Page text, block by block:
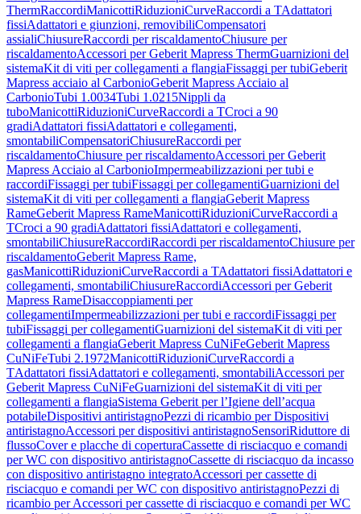
ThermRaccordiManicottiRiduzioniCurveRaccordi a TAdattatori
fissiAdattatori e giunzioni, removibiliCompensatori
assialiChiusureRaccordi per riscaldamentoChiusure per
riscaldamentoAccessori per Geberit Mapress ThermGuarnizioni del
sistemaKit di viti per collegamenti a flangiaFissaggi per tubiGeberit
Mapress acciaio al CarbonioGeberit Mapress Acciaio al
CarbonioTubi 1.0034Tubi 1.0215Nippli da
tuboManicottiRiduzioniCurveRaccordi a TCroci a 90
gradiAdattatori fissiAdattatori e collegamenti,
smontabiliCompensatoriChiusureRaccordi per
riscaldamentoChiusure per riscaldamentoAccessori per Geberit
Mapress Acciaio al CarbonioImpermeabilizzazioni per tubi e
raccordiFissaggi per tubiFissaggi per collegamentiGuarnizioni del
sistemaKit di viti per collegamenti a flangiaGeberit Mapress
RameGeberit Mapress RameManicottiRiduzioniCurveRaccordi a
TCroci a 90 gradiAdattatori fissiAdattatori e collegamenti,
smontabiliChiusureRaccordiRaccordi per riscaldamentoChiusure per
riscaldamentoGeberit Mapress Rame,
gasManicottiRiduzioniCurveRaccordi a TAdattatori fissiAdattatori e
collegamenti, smontabiliChiusureRaccordiAccessori per Geberit
Mapress RameDisaccoppiamenti per
collegamentiImpermeabilizzazioni per tubi e raccordiFissaggi per
tubiFissaggi per collegamentiGuarnizioni del sistemaKit di viti per
collegamenti a flangiaGeberit Mapress CuNiFeGeberit Mapress
CuNiFeTubi 2.1972ManicottiRiduzioniCurveRaccordi a
TAdattatori fissiAdattatori e collegamenti, smontabiliAccessori per
Geberit Mapress CuNiFeGuarnizioni del sistemaKit di viti per
collegamenti a flangiaSistema Geberit per l’Igiene dell’acqua
potabileDispositivi antiristagnoPezzi di ricambio per Dispositivi
antiristagnoAccessori per dispositivi antiristagnoSensoriRiduttore di
flussoCover e placche di coperturaCassette di risciacquo e comandi
per WC con dispositivo antiristagnoCassette di risciacquo da incasso
con dispositivo antiristagno integratoAccessori per cassette di
risciacquo e comandi per WC con dispositivo antiristagnoPezzi di
ricambio per Accessori per cassette di risciacquo e comandi per WC